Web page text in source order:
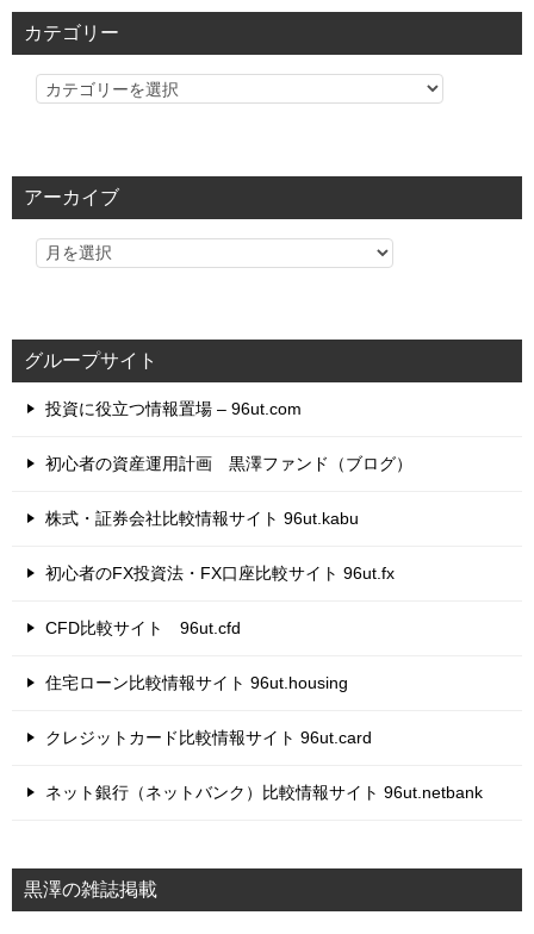
カテゴリー
カ
リ
アーカイブ
グループサイト
投資に役立つ情報置場 – 96ut.com
初心者の資産運用計画 黒澤ファンド（ブログ）
株式・証券会社比較情報サイト 96ut.kabu
初心者のFX投資法・FX口座比較サイト 96ut.fx
CFD比較サイト 96ut.cfd
住宅ローン比較情報サイト 96ut.housing
クレジットカード比較情報サイト 96ut.card
ネット銀行（ネットバンク）比較情報サイト 96ut.netbank
黒澤の雑誌掲載